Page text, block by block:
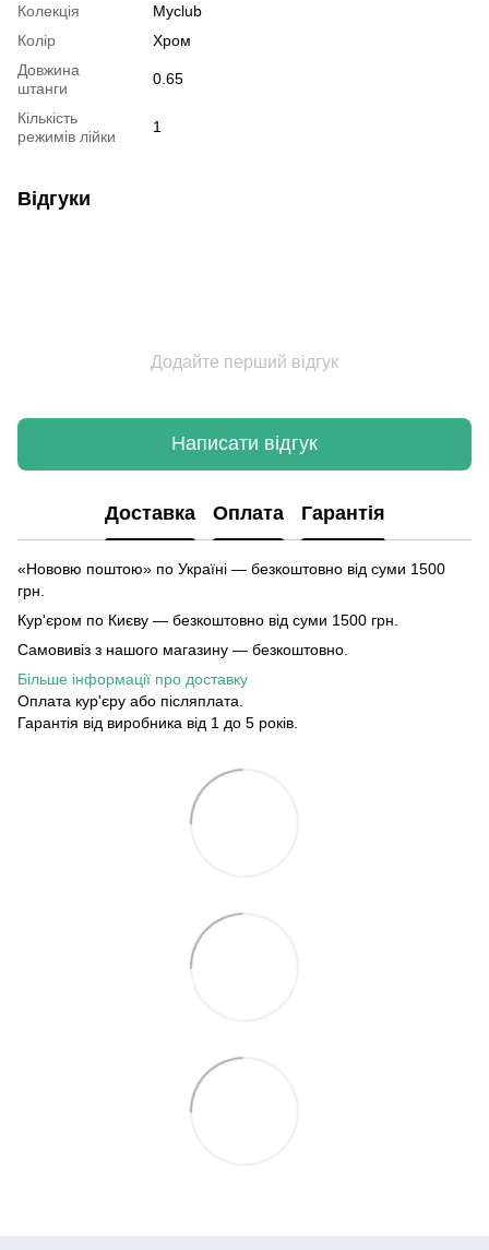
Колекція
Myclub
Колір
Хром
Довжина
штанги
0.65
Кількість
режимів лійки
1
Відгуки
Додайте перший відгук
Написати відгук
Доставка Оплата Гарантія
«Нововю поштою» по Україні — безкоштовно від суми 1500
грн.
Кур'єром по Києву — безкоштовно від суми 1500 грн.
Самовивіз з нашого магазину — безкоштовно.
Більше інформації про доставку
Оплата кур'єру або післяплата.
Гарантія від виробника від 1 до 5 років.